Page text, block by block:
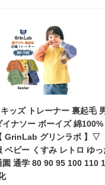
キッズ トレーナー 裏起毛
イナソー ボーイズ 綿
GrinLab グリンラボ 】▽
ベビー くすみ レトロ ゆ
園 通学 80 90 95 100 110